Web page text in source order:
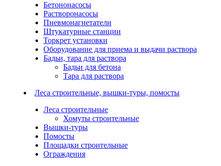
Бетононасосы
Растворонасосы
Пневмонагнетатели
Штукатурные станции
Торкрет установки
Оборудование для приема и выдачи раствора
Бадьи, тара для раствора
Бадьи для бетона
Тара для раствора
Леса строительные, вышки-туры, помосты
Леса строительные
Хомуты строительные
Вышки-туры
Помосты
Площадки строительные
Ограждения